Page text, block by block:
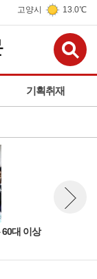
고양시 13.0℃
기획취재
대 이상